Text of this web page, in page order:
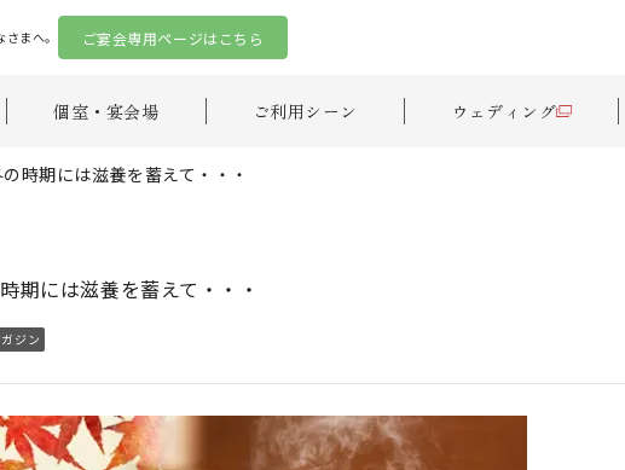
まへ。 ご宴会専用ページはこちら
個室・宴会場 ご利用シーン ウェディング
時期には滋養を蓄えて・・・
期には滋養を蓄えて・・・
ジン